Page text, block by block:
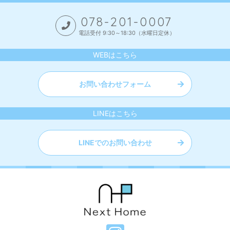
078-201-0007
電話受付 9:30～18:30（水曜日定休）
WEBはこちら
お問い合わせフォーム
LINEはこちら
LINEでのお問い合わせ